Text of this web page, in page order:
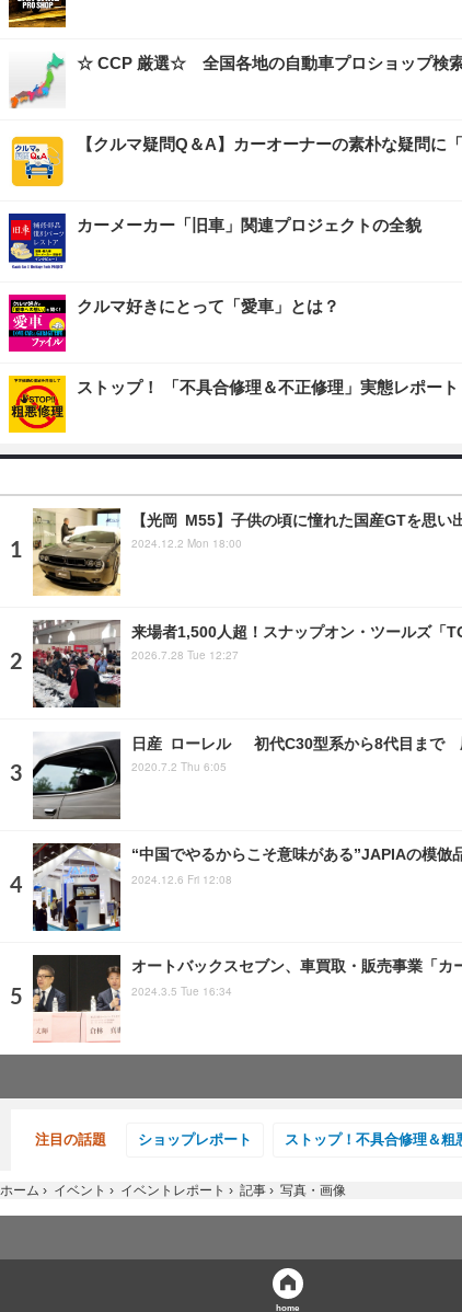
☆ CCP 厳選☆ 全国各地の自動車プロショップ検
【クルマ疑問Q＆A】カーオーナーの素朴な疑問に
カーメーカー「旧車」関連プロジェクトの全貌
クルマ好きにとって「愛車」とは？
ストップ！ 「不具合修理＆不正修理」実態レポート
【光岡 M55】子供の頃に憧れた国産GTを思い
2024.12.2 Mon 18:00
来場者1,500人超！スナップオン・ツールズ「
2026.7.28 Tue 12:27
日産 ローレル 初代C30型系から8代目まで
2020.7.2 Thu 6:05
“中国でやるからこそ意味がある”JAPIAの模倣
2024.12.6 Fri 12:08
オートバックスセブン、車買取・販売事業「
2024.3.5 Tue 16:34
注目の話題 ショップレポート ストップ！不具合修理＆粗
ホーム › イベント › イベントレポート › 記事 › 写真・画像
home